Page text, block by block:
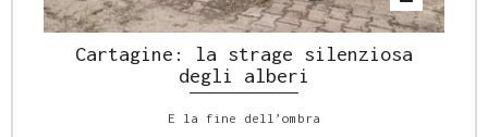
Cartagine: la strage silenziosa
degli alberi
E la fine dell’ombra